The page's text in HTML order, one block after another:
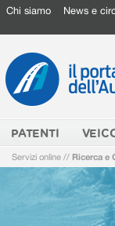
Chi siamo News e
PATENTI
Servizi online // Ricerca e